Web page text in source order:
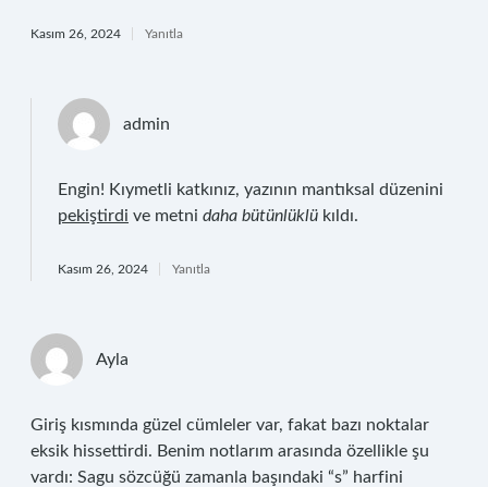
Kasım 26, 2024 Yanıtla
admin
Engin! Kıymetli katkınız, yazının mantıksal düzenini
pekiştirdi ve metni daha bütünlüklü kıldı.
Kasım 26, 2024 Yanıtla
Ayla
Giriş kısmında güzel cümleler var, fakat bazı noktalar
eksik hissettirdi. Benim notlarım arasında özellikle şu
vardı: Sagu sözcüğü zamanla başındaki “s” harfini